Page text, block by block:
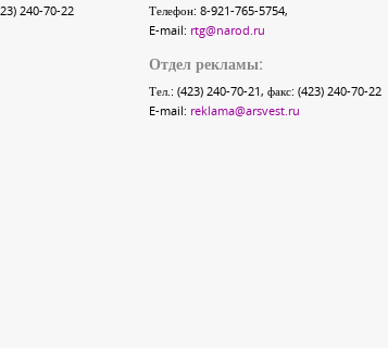
240-70-22
Телефон: 8-921-765-5754,
E-mail: rtg@narod.ru
Отдел рекламы:
Тел.: (423) 240-70-21, факс: (423) 240-70-22
E-mail: reklama@arsvest.ru